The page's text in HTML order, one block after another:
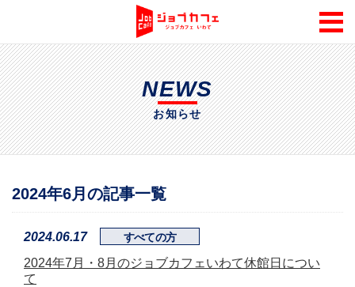
NEWS
お知らせ
2024年6月の記事一覧
2024.06.17 すべての方
2024年7月・8月のジョブカフェいわて休館日につい
て